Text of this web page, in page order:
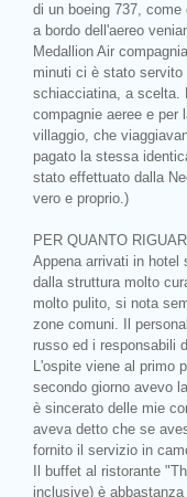
di un boeing 737,
a bordo dell'aereo
Medallion Air
minuti ci è stato
schiacciatina, a scelta.
compagnie aeree e per
villaggio, che
pagato la stessa
stato effettuato dalla
vero e proprio.)
PER QUANTO
Appena arrivati in hotel
dalla struttura molto
molto pulito, si nota
zone comuni. Il
russo ed i responsabili
L'ospite viene al primo
secondo giorno avevo
è sincerato delle mie
aveva detto che se
fornito il servizio in
Il buffet al ristorante
inclusive) è